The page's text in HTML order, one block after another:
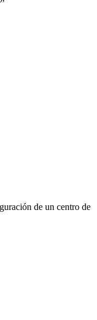
de un centro de